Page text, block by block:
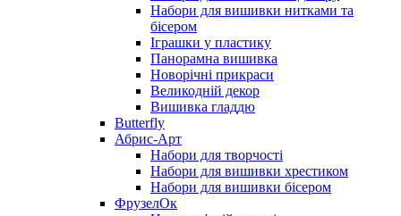
Набори для вишивки нитками та
бісером
Іграшки у пластику
Панорамна вишивка
Новорічні прикраси
Великодній декор
Вишивка гладдю
Butterfly
Абрис-Арт
Набори для творчості
Набори для вишивки хрестиком
Набори для вишивки бісером
ФрузелОк